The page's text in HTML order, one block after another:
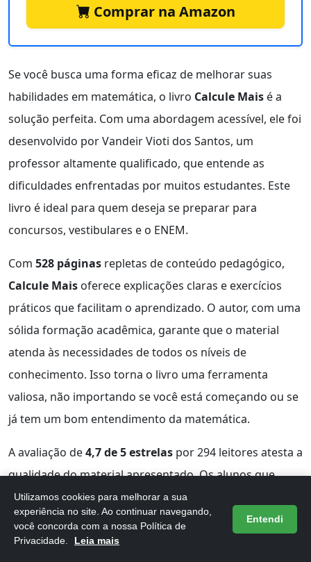
Comprar na Amazon
Se você busca uma forma eficaz de melhorar suas
habilidades em matemática, o livro Calcule Mais é a
solução perfeita. Com uma abordagem acessível, ele foi
desenvolvido por Vandeir Vioti dos Santos, um
professor altamente qualificado, que entende as
dificuldades enfrentadas por muitos estudantes. Este
livro é ideal para quem deseja se preparar para
concursos, vestibulares e o ENEM.
Com 528 páginas repletas de conteúdo pedagógico,
Calcule Mais oferece explicações claras e exercícios
práticos que facilitam o aprendizado. O autor, com uma
sólida formação acadêmica, garante que o material
atenda às necessidades de todos os níveis de
conhecimento. Isso torna o livro uma ferramenta
valiosa, não importando se você está começando ou se
já tem um bom entendimento da matemática.
A avaliação de4,7 de 5 estrelas por 294 leitores atesta a
qualidade do material apresentado. Os alunos que
utilizam oCalcule Maisrelatam um progresso
significativo em suas habilidades matemáticas,
ajudando a construir uma base sólida e a aumentar a
Utilizamos cookies para melhorar a sua
experiência no site. Ao continuar navegando,
você concorda com a nossa Política de
Privacidade.
Leia mais
Entendi